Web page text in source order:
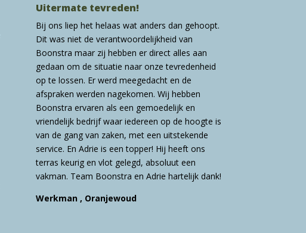
Uitermate tevreden!
Bij ons liep het helaas wat anders dan gehoopt.
Dit was niet de verantwoordelijkheid van
Boonstra maar zij hebben er direct alles aan
gedaan om de situatie naar onze tevredenheid
op te lossen. Er werd meegedacht en de
afspraken werden nagekomen. Wij hebben
Boonstra ervaren als een gemoedelijk en
vriendelijk bedrijf waar iedereen op de hoogte is
van de gang van zaken, met een uitstekende
service. En Adrie is een topper! Hij heeft ons
terras keurig en vlot gelegd, absoluut een
vakman. Team Boonstra en Adrie hartelijk dank!
Werkman , Oranjewoud